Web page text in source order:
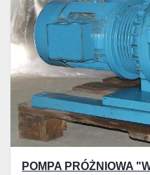
POMPA PRÓŻNIOWA